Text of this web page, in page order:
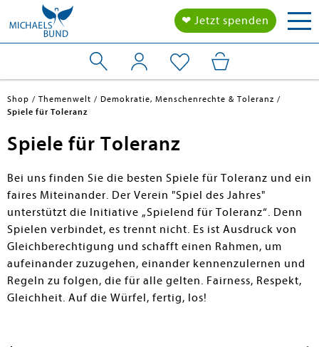
❤ Jetzt spenden
submenu
Shop Themenwelt
Demokratie, Menschenrechte & Toleranz
Spiele für Toleranz
Spiele für Toleranz
Bei uns finden Sie die besten Spiele für Toleranz und ein
faires Miteinander. Der Verein "Spiel des Jahres"
unterstützt die Initiative „Spielend für Toleranz“. Denn
Spielen verbindet, es trennt nicht. Es ist Ausdruck von
Gleichberechtigung und schafft einen Rahmen, um
aufeinander zuzugehen, einander kennenzulernen und
Regeln zu folgen, die für alle gelten. Fairness, Respekt,
Gleichheit. Auf die Würfel, fertig, los!